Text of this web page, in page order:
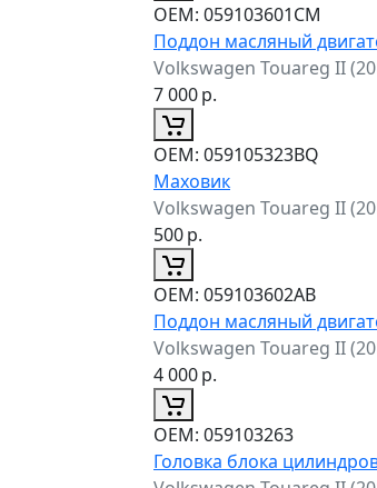
ОЕМ: 059103601CM
Поддон масляный
Volkswagen Touareg II
7 000р.
ОЕМ: 059105323BQ
Маховик
Volkswagen Touareg II
500р.
ОЕМ: 059103602AB
Поддон масляный
Volkswagen Touareg II
4 000р.
ОЕМ: 059103263
Головка блока